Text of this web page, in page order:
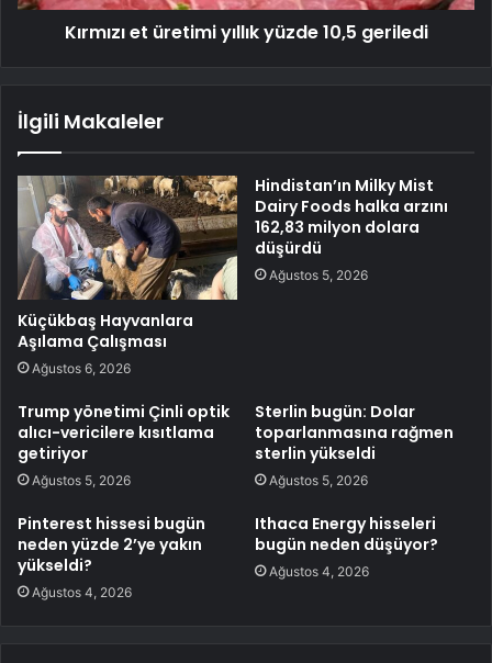
Kırmızı et üretimi yıllık yüzde 10,5 geriledi
İlgili Makaleler
Küçükbaş Hayvanlara
Aşılama Çalışması
Ağustos 6, 2026
Hindistan’ın Milky Mist
Dairy Foods halka arzını
162,83 milyon dolara
düşürdü
Ağustos 5, 2026
Trump yönetimi Çinli optik
alıcı-vericilere kısıtlama
getiriyor
Ağustos 5, 2026
Sterlin bugün: Dolar
toparlanmasına rağmen
sterlin yükseldi
Ağustos 5, 2026
Pinterest hissesi bugün
neden yüzde 2’ye yakın
yükseldi?
Ağustos 4, 2026
Ithaca Energy hisseleri
bugün neden düşüyor?
Ağustos 4, 2026